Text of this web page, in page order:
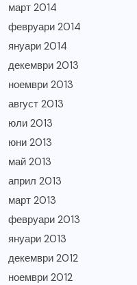
март 2014
февруари 2014
януари 2014
декември 2013
ноември 2013
август 2013
юли 2013
юни 2013
май 2013
април 2013
март 2013
февруари 2013
януари 2013
декември 2012
ноември 2012